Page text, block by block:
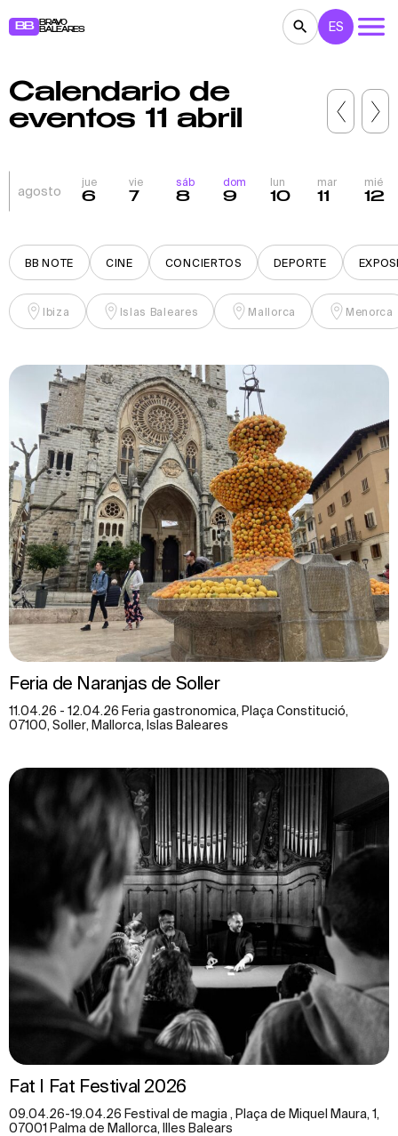
BB
BRAVO
BALEARES
CONCIERTOS TEATRO
EXPOSICIONES FESTIVALES DEPORTE
PARA NIÑOS BB NOTE
ES
Calendario de
eventos 11 abril
agosto
jue
6
vie
7
sáb
8
dom
9
lun
10
mar
11
mié
12
BB NOTE CINE CONCIERTOS DEPORTE
Ibiza Islas Baleares Mallorca Menorca
Feria de Naranjas de Soller
11.04.26 - 12.04.26 Feria gastronomica, Plaça Constitució,
07100, Soller, Mallorca, Islas Baleares
Fat I Fat Festival 2026
09.04.26-19.04.26 Festival de magia , Plaça de Miquel Maura, 1,
07001 Palma de Mallorca, Illes Balears